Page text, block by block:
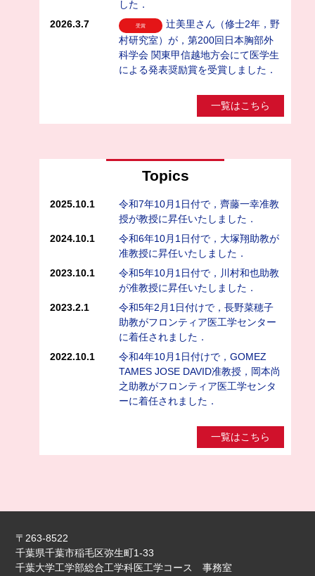
した．
2026.3.7
受賞
辻美里さん（修士2年，野
村研究室）が，第200回日本胸部外
科学会 関東甲信越地方会にて医学生
による発表奨励賞を受賞しました．
一覧はこちら
Topics
2025.10.1
令和7年10月1日付で，齊藤一幸准教
授が教授に昇任いたしました．
2024.10.1
令和6年10月1日付で，大塚翔助教が
准教授に昇任いたしました．
2023.10.1
令和5年10月1日付で，川村和也助教
が准教授に昇任いたしました．
2023.2.1
令和5年2月1日付けで，長野菜穂子
助教がフロンティア医工学センター
に着任されました．
2022.10.1
令和4年10月1日付けで，GOMEZ
TAMES JOSE DAVID准教授，岡本尚
之助教がフロンティア医工学センタ
ーに着任されました．
一覧はこちら
〒263-8522
千葉県千葉市稲毛区弥生町1-33
千葉大学工学部総合工学科医工学コース 事務室